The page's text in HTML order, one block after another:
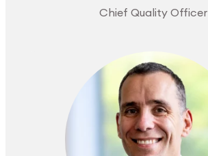
Chief Quality Officer